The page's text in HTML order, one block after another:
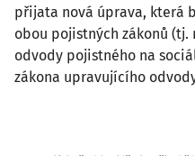
přijata nová úprava, která
obou pojistných zákonů
odvody pojistného na
zákona upravujícího